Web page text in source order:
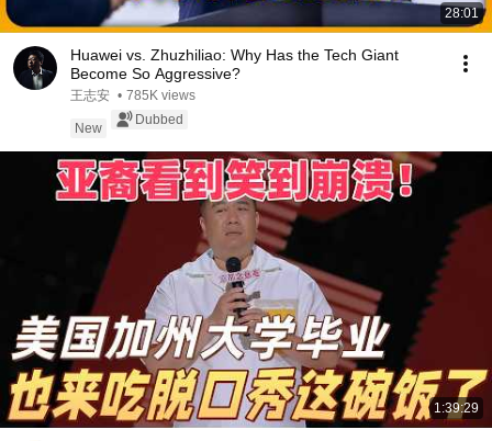
28:01
Huawei vs. Zhuzhiliao: Why Has the Tech Giant
Become So Aggressive?
王志安 • 785K views
New
Dubbed
1:39:29